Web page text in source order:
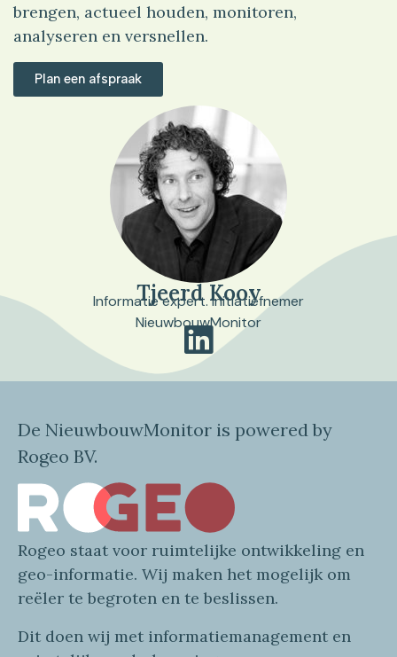
brengen, actueel houden, monitoren,
analyseren en versnellen.
Plan een afspraak
Tjeerd Kooy
Informatie expert. Initiatiefnemer
NieuwbouwMonitor
De NieuwbouwMonitor is powered by
Rogeo BV.
Rogeo staat voor ruimtelijke ontwikkeling en
geo-informatie. Wij maken het mogelijk om
reëler te begroten en te beslissen.
Dit doen wij met informatiemanagement en